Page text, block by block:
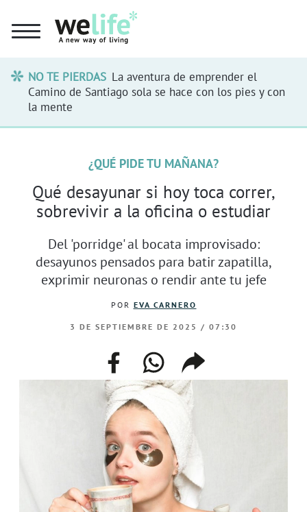
NO TE PIERDAS La aventura de emprender el
Camino de Santiago sola se hace con los pies y con
la mente
¿QUÉ PIDE TU MAÑANA?
Qué desayunar si hoy toca correr,
sobrevivir a la oficina o estudiar
Del 'porridge' al bocata improvisado:
desayunos pensados para batir zapatilla,
exprimir neuronas o rendir ante tu jefe
POR EVA CARNERO
3 DE SEPTIEMBRE DE 2025 / 07:30
facebookwhatsappcompartir
enlace